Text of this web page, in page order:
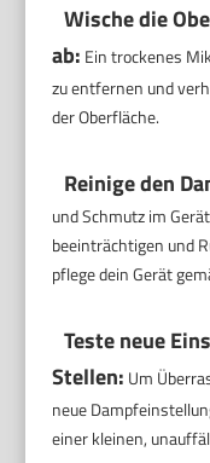
Wische die
ab: Ein trockenes
zu entfernen und
der Oberfläche.
Reinige den
und Schmutz im
beeinträchtigen und
pflege dein Gerät
Teste neue
Stellen: Um
neue
einer kleinen,